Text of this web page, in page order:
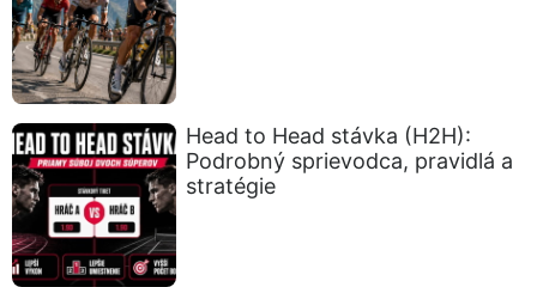
Head to Head stávka (H2H):
Podrobný sprievodca, pravidlá a
stratégie